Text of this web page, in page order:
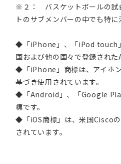
※２： バスケットボールの試
トのサブメンバーの中でも特に
◆「iPhone」、「iPod touch
国および他の国々で登録され
◆「iPhone」商標は、アイホ
基づき使用されています。
◆「Android」、「Google
標です。
◆「iOS商標」は、米国Cisco
されています。